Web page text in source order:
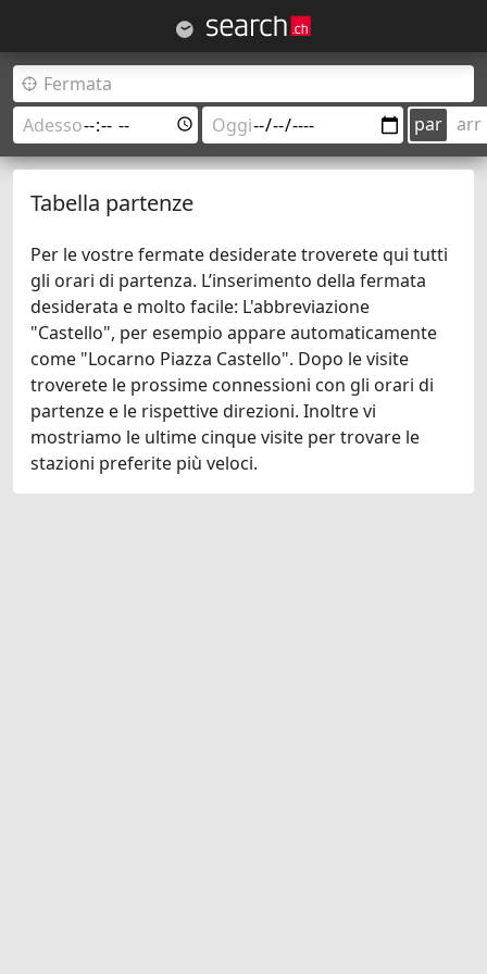
par arr
Tabella partenze
Per le vostre fermate desiderate troverete qui tutti
gli orari di partenza. L’inserimento della fermata
desiderata e molto facile: L'abbreviazione
"Castello", per esempio appare automaticamente
come "Locarno Piazza Castello". Dopo le visite
troverete le prossime connessioni con gli orari di
partenze e le rispettive direzioni. Inoltre vi
mostriamo le ultime cinque visite per trovare le
stazioni preferite più veloci.